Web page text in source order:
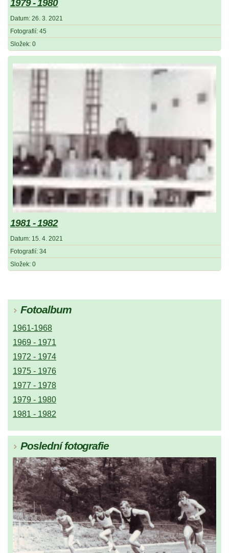
1979 - 1980
Datum: 26. 3. 2021
Fotografií: 45
Složek: 0
1981 - 1982
Datum: 15. 4. 2021
Fotografií: 34
Složek: 0
Fotoalbum
1961-1968
1969 - 1971
1972 - 1974
1975 - 1976
1977 - 1978
1979 - 1980
1981 - 1982
Poslední fotografie